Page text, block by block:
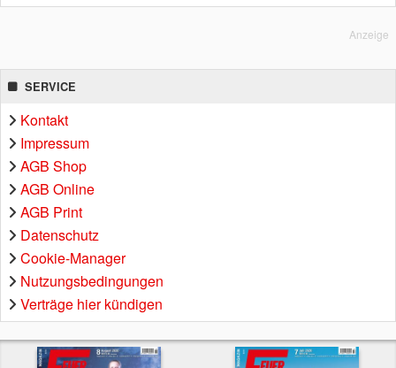
Anzeige
SERVICE
Kontakt
Impressum
AGB Shop
AGB Online
AGB Print
Datenschutz
Cookie-Manager
Nutzungsbedingungen
Verträge hier kündigen